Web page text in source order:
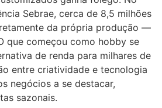
Sebrae, cerca de 8,5 milhões
da própria produção —
que começou como hobby se
de renda para milhares de
entre criatividade e tecnologia
negócios a se destacar,
sazonais.